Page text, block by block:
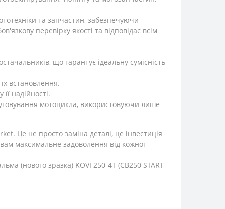
та запчастин, забезпечуючи
перевірку якості та відповідає всім
що гарантує ідеальну сумісність
встановлення.
надійності.
мотоцикла, використовуючи лише
Це не просто заміна деталі, це інвестиція
максимальне задоволення від кожної
(нового зразка) KOVI 250-4Т (CB250 START